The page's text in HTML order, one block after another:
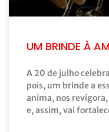
UM BRINDE À
A 20 de julho
pois, um brinde a
anima, nos revigora,
e, assim, vai